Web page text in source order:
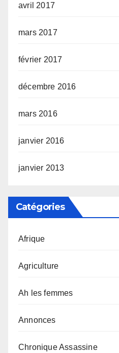
avril 2017
mars 2017
février 2017
décembre 2016
mars 2016
janvier 2016
janvier 2013
Catégories
Afrique
Agriculture
Ah les femmes
Annonces
Chronique Assassine